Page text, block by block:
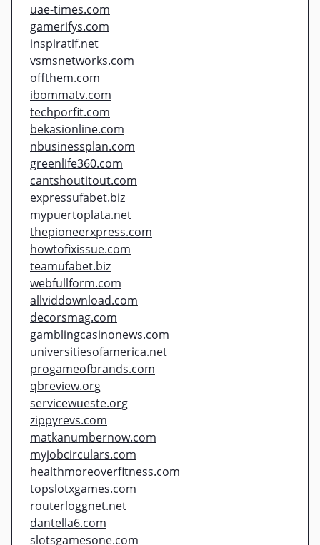
uae-times.com
gamerifys.com
inspiratif.net
vsmsnetworks.com
offthem.com
ibommatv.com
techporfit.com
bekasionline.com
nbusinessplan.com
greenlife360.com
cantshoutitout.com
expressufabet.biz
mypuertoplata.net
thepioneerxpress.com
howtofixissue.com
teamufabet.biz
webfullform.com
allviddownload.com
decorsmag.com
gamblingcasinonews.com
universitiesofamerica.net
progameofbrands.com
qbreview.org
servicewueste.org
zippyrevs.com
matkanumbernow.com
myjobcirculars.com
healthmoreoverfitness.com
topslotxgames.com
routerloggnet.net
dantella6.com
slotsgamesone.com